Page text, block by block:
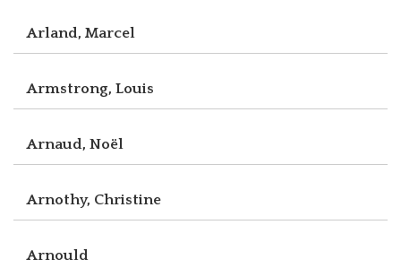
Arland, Marcel
Armstrong, Louis
Arnaud, Noël
Arnothy, Christine
Arnould